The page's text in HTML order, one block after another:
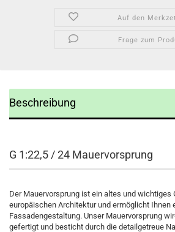
Auf den
Frage zum
Beschreibung
G 1:22,5 / 24 Mauervorsprung
Der Mauervorsprung ist ein altes und
europäischen Architektur und ermöglicht Ihnen
Fassadengestaltung. Unser Mauervorsprung
gefertigt und besticht durch die detailgetreue